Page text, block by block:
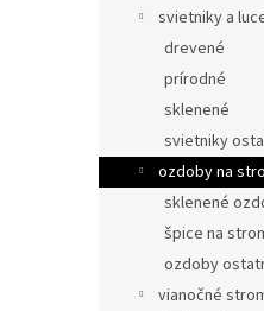
svietniky a
drevené
prírodné
sklenené
svietniky
ozdoby na
sklenené
špice na
ozdoby
vianočné